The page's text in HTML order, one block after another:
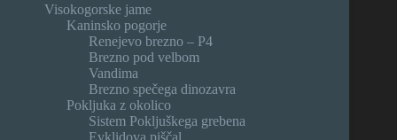
Visokogorske jame
Kaninsko pogorje
Renejevo brezno – P4
Brezno pod velbom
Vandima
Brezno spečega dinozavra
Pokljuka z okolico
Sistem Pokljuškega grebena
Evklidova piščal